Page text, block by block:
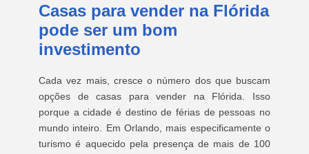
Casas para vender na Flórida
pode ser um bom
investimento
Cada vez mais, cresce o número dos que buscam
opções de casas para vender na Flórida. Isso
porque a cidade é destino de férias de pessoas no
mundo inteiro. Em Orlando, mais especificamente o
turismo é aquecido pela presença de mais de 100